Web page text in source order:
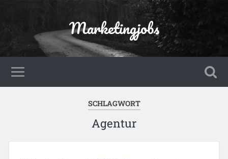
Marketingjobs
SCHLAGWORT
Agentur